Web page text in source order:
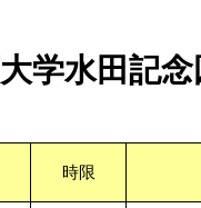
学水田記
時限